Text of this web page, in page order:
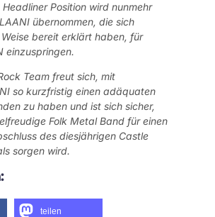
Position wird nunmehr
übernommen, die sich
bereit erklärt haben, für
einzuspringen.
Team freut sich, mit
so kurzfristig einen adäquaten
zu haben und ist sich sicher,
Folk Metal Band für einen
des diesjährigen Castle
sorgen wird.
teilen